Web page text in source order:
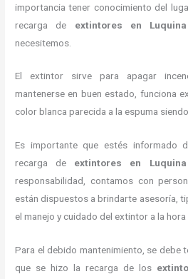
importancia tener conocimiento del
recarga de extintores en
necesitemos.
El extintor sirve para apagar
mantenerse en buen estado, funciona
color blanca parecida a la espuma
Es importante que estés informado
recarga de extintores en
responsabilidad, contamos con
están dispuestos a brindarte asesoría,
el manejo y cuidado del extintor a la
Para el debido mantenimiento, se debe
que se hizo la recarga de los